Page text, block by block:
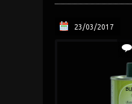
23/03/2017